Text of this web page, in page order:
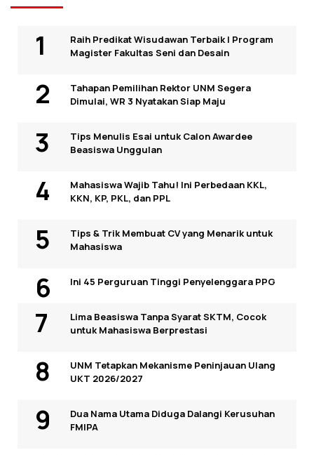
Raih Predikat Wisudawan Terbaik I Program
Magister Fakultas Seni dan Desain
Tahapan Pemilihan Rektor UNM Segera
Dimulai, WR 3 Nyatakan Siap Maju
Tips Menulis Esai untuk Calon Awardee
Beasiswa Unggulan
Mahasiswa Wajib Tahu! Ini Perbedaan KKL,
KKN, KP, PKL, dan PPL
Tips & Trik Membuat CV yang Menarik untuk
Mahasiswa
Ini 45 Perguruan Tinggi Penyelenggara PPG
Lima Beasiswa Tanpa Syarat SKTM, Cocok
untuk Mahasiswa Berprestasi
UNM Tetapkan Mekanisme Peninjauan Ulang
UKT 2026/2027
Dua Nama Utama Diduga Dalangi Kerusuhan
FMIPA